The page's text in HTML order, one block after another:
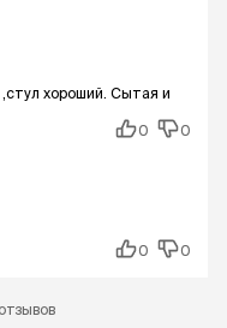
хороший. Сытая и
0
0
0
0